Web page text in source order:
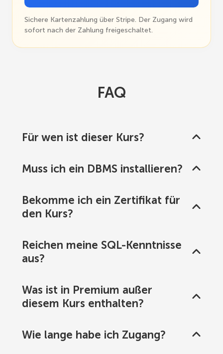
Sichere Kartenzahlung über Stripe. Der Zugang wird
sofort nach der Zahlung freigeschaltet.
FAQ
Für wen ist dieser Kurs?
Muss ich ein DBMS installieren?
Bekomme ich ein Zertifikat für
den Kurs?
Reichen meine SQL-Kenntnisse
aus?
Was ist in Premium außer
diesem Kurs enthalten?
Wie lange habe ich Zugang?